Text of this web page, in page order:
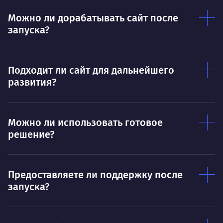
Договариваться.
Ты — это то, что ты делаешь. Этим всё
сказано.
О
Можно ли дорабатывать сайт после
запуска?
Подходит ли сайт для дальнейшего
развития?
Можно ли использовать готовое
решение?
Предоставляете ли поддержку после
запуска?